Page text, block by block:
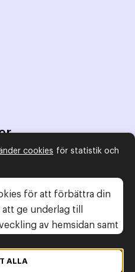
cookies för statistik och
för att förbättra din
ge underlag till
av hemsidan samt
ALLA